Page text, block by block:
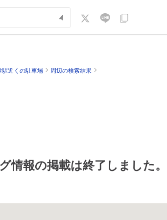
駅近くの駐車場 周辺の検索結果
情報の掲載は終了しました。